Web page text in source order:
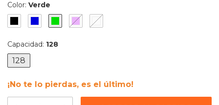
Color: Verde
Capacidad: 128
128
¡No te lo pierdas, es el último!